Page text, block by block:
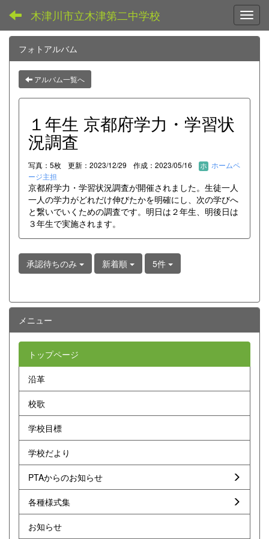
木津川市立木津第二中学校
フォトアルバム
アルバム一覧へ
１年生 京都府学力・学習状
況調査
写真：5枚 更新：2023/12/29 作成：2023/05/16
ホームペ
ージ主担
京都府学力・学習状況調査が開催されました。生徒一人
一人の学力がどれだけ伸びたかを明確にし、次の学びへ
と繋いでいくための調査です。明日は２年生、明後日は
３年生で実施されます。
承認待ちのみ 新着順 5件
メニュー
トップページ
沿革
校歌
学校目標
学校だより
PTAからのお知らせ
各種様式集
お知らせ